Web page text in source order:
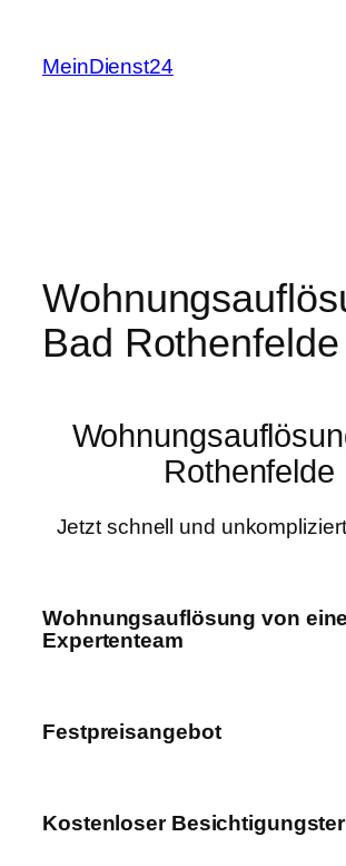
springen
MeinDienst24
Bad Rothenfelde
Rothenfelde
Jetzt schnell und
Wohnungsauflösung von
Expertenteam
Festpreisangebot
Kostenloser